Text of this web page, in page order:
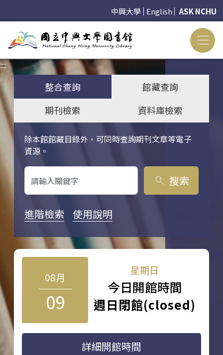
中興大學 English ASK NCHU
:::
整合查詢
館藏查詢
期刊檢索
資料庫檢索
除本館館藏目錄外，可同時查詢期刊文章等電子
資源。
關鍵字搜尋
search 搜索
進階檢索 使用說明
08月
09
星期日
今日開館時間
週日閉館(closed)
詳細開館時間